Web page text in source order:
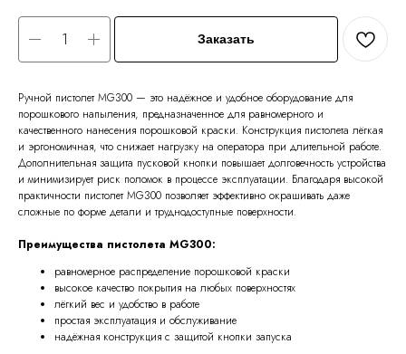
Заказать
Ручной пистолет MG300 — это надёжное и удобное оборудование для
порошкового напыления, предназначенное для равномерного и
качественного нанесения порошковой краски. Конструкция пистолета лёгкая
и эргономичная, что снижает нагрузку на оператора при длительной работе.
Дополнительная защита пусковой кнопки повышает долговечность устройства
и минимизирует риск поломок в процессе эксплуатации. Благодаря высокой
практичности пистолет MG300 позволяет эффективно окрашивать даже
сложные по форме детали и труднодоступные поверхности.
Преимущества пистолета MG300:
равномерное распределение порошковой краски
высокое качество покрытия на любых поверхностях
лёгкий вес и удобство в работе
простая эксплуатация и обслуживание
надёжная конструкция с защитой кнопки запуска